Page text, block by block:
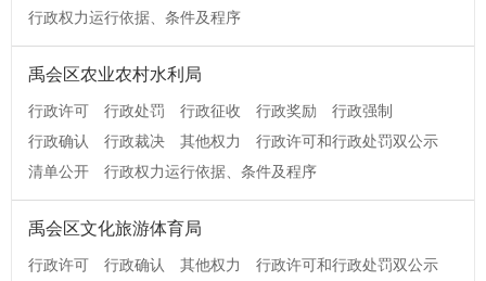
行政权力运行依据、条件及程序
禹会区农业农村水利局
行政许可 行政处罚 行政征收 行政奖励
行政强制
行政确认
行政裁决 其他权力
行政许可和行政处罚双公示
清单公开
行政权力运行依据、条件及程序
禹会区文化旅游体育局
行政许可 行政确认 其他权力
行政许可和行政处罚双公示